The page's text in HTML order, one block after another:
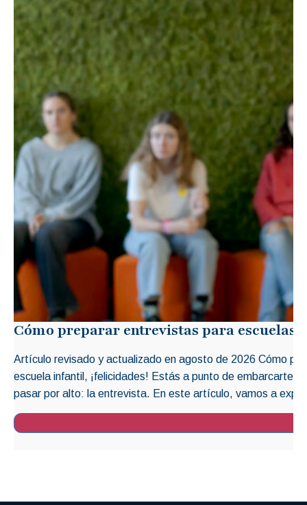
Cómo preparar entrevistas para escuelas
Artículo revisado y actualizado en agosto de 2026 Cómo
escuela infantil, ¡felicidades! Estás a punto de embarcarte
pasar por alto: la entrevista. En este artículo, vamos a